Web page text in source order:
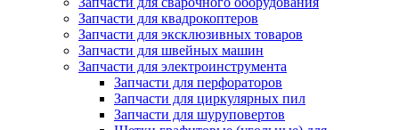
Запчасти для квадрокоптеров
Запчасти для эксклюзивных товаров
Запчасти для швейных машин
Запчасти для электроинструмента
Запчасти для перфораторов
Запчасти для циркулярных пил
Запчасти для шуруповертов